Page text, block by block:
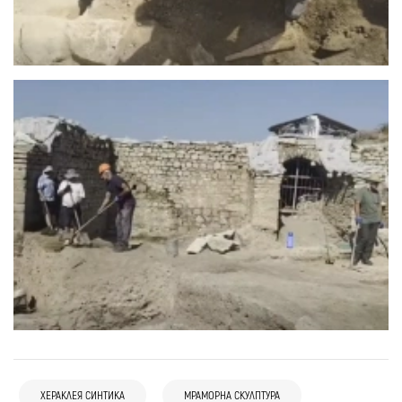
ХЕРАКЛЕЯ СИНТИКА МРАМОРНА СКУЛПТУРА